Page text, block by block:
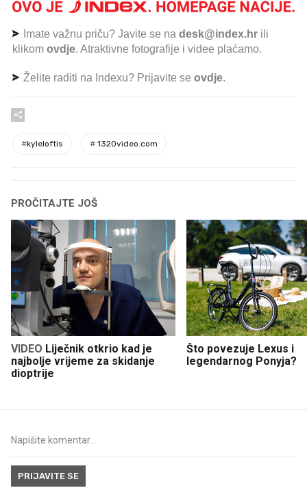
Imate važnu priču? Javite se na desk@index.hr ili
klikom ovdje. Atraktivne fotografije i videe plaćamo.
Želite raditi na Indexu? Prijavite se ovdje.
#kyleloftis # 1320video.com
PROČITAJTE JOŠ
VIDEO
najbolje vrijeme za skidanje
dioptrije
Što povezuje Lexus i
legendarnog Ponyja?
PRIJAVITE SE